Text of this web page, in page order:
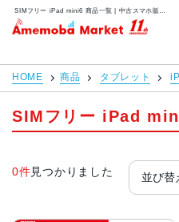
アメモバマーケット
HOME 商品 タブレット
SIMフリー iPad
0件見つかりました